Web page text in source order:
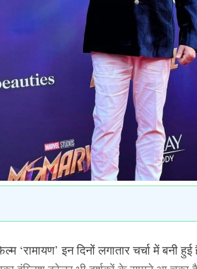
ऋतुराज गायकवाड़, विराट कोहली, ऋषभ
सुन्दर, मोहम्मद शमी, अर्शदीप सिंह, मोहम्मद
CUP शेड्यूल हुआ ऐलान, दिसंबर में इस
पूरा शेड्यूल
Mohammed Shami South Africa Cricket
‘रामायण’ इन दिनों लगातार चर्चा में